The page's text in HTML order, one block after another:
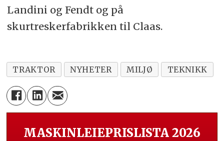
Landini og Fendt og på
skurtreskerfabrikken til Claas.
TRAKTOR NYHETER MILJØ TEKNIKK
MASKINLEIEPRISLISTA 2026